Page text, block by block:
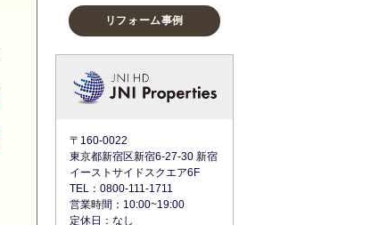
リフォーム事例
〒160-0022
東京都新宿区新宿6-27-30 新宿
イーストサイドスクエア6F
TEL：0800-111-1711
営業時間：10:00~19:00
定休日：なし